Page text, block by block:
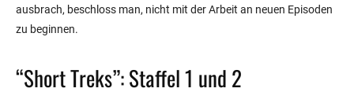
ausbrach, beschloss man, nicht mit der Arbeit an neuen Episoden
zu beginnen.
“Short Treks”: Staffel 1 und 2